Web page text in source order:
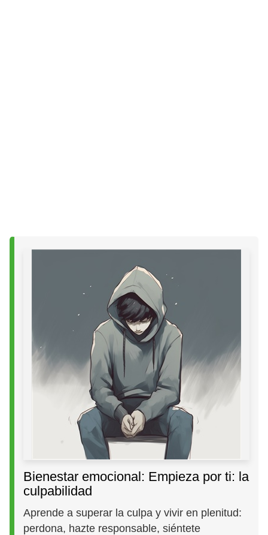
Bienestar emocional: Empieza por ti: la
culpabilidad
Aprende a superar la culpa y vivir en plenitud:
perdona, hazte responsable, siéntete